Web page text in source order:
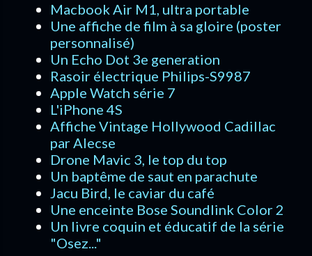
Macbook Air M1, ultra portable
Une affiche de film à sa gloire (poster
personnalisé)
Un Echo Dot 3e generation
Rasoir électrique Philips-S9987
Apple Watch série 7
L'iPhone 4S
Affiche Vintage Hollywood Cadillac
par Alecse
Drone Mavic 3, le top du top
Un baptême de saut en parachute
Jacu Bird, le caviar du café
Une enceinte Bose Soundlink Color 2
Un livre coquin et éducatif de la série
"Osez..."